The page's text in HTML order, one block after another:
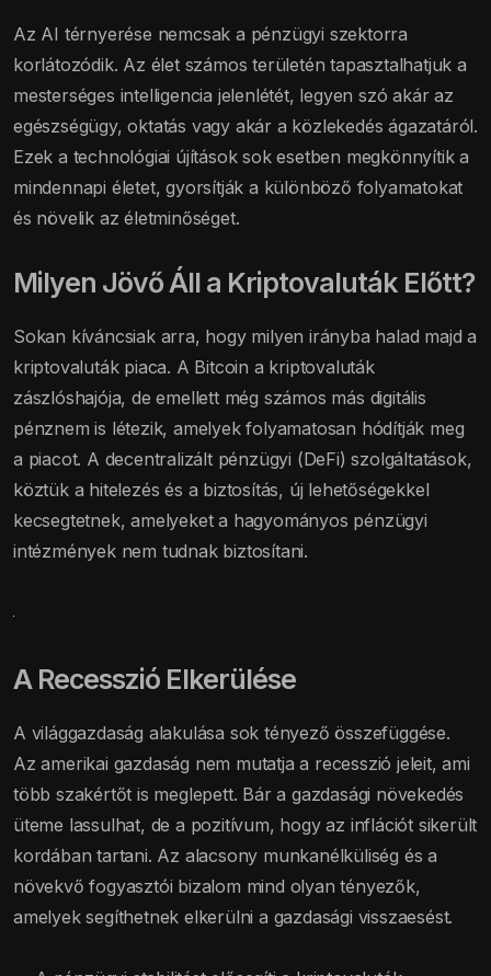
Az AI térnyerése nemcsak a pénzügyi szektorra
korlátozódik. Az élet számos területén tapasztalhatjuk a
mesterséges intelligencia jelenlétét, legyen szó akár az
egészségügy, oktatás vagy akár a közlekedés ágazatáról.
Ezek a technológiai újítások sok esetben megkönnyítik a
mindennapi életet, gyorsítják a különböző folyamatokat
és növelik az életminőséget.
Milyen Jövő Áll a Kriptovaluták Előtt?
Sokan kíváncsiak arra, hogy milyen irányba halad majd a
kriptovaluták piaca. A Bitcoin a kriptovaluták
zászlóshajója, de emellett még számos más digitális
pénznem is létezik, amelyek folyamatosan hódítják meg
a piacot. A decentralizált pénzügyi (DeFi) szolgáltatások,
köztük a hitelezés és a biztosítás, új lehetőségekkel
kecsegtetnek, amelyeket a hagyományos pénzügyi
intézmények nem tudnak biztosítani.
A Recesszió Elkerülése
A világgazdaság alakulása sok tényező összefüggése.
Az amerikai gazdaság nem mutatja a recesszió jeleit, ami
több szakértőt is meglepett. Bár a gazdasági növekedés
üteme lassulhat, de a pozitívum, hogy az inflációt sikerült
kordában tartani. Az alacsony munkanélküliség és a
növekvő fogyasztói bizalom mind olyan tényezők,
amelyek segíthetnek elkerülni a gazdasági visszaesést.